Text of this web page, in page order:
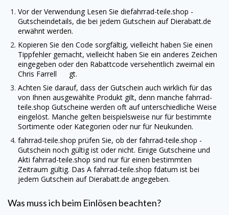
Vor der Verwendung Lesen Sie diefahrrad-teile.shop -
Gutscheindetails, die bei jedem Gutschein aufDierabatt.de
erwähnt werden.
Kopieren Sie den Code sorgfältig, vielleicht haben Sie einen
Tippfehler gemacht, vielleicht haben Sie ein anderes Zeichen
eingegeben oder den Rabattcode versehentlich zweimal ein
Chris Farrell gt.
Achten Sie darauf, dass der Gutschein auch wirklich für das
von Ihnen ausgewählte Produkt gilt, denn manche fahrrad-
teile.shop Gutscheine werden oft auf unterschiedliche Weise
eingelöst. Manche gelten beispielsweise nur für bestimmte
Sortimente oder Kategorien oder nur für Neukunden.
fahrrad-teile.shop prüfen Sie, ob derfahrrad-teile.shop -
Gutschein noch gültig ist oder nicht. Einige Gutscheine und
Akti fahrrad-teile.shop sind nur für einen bestimmten
Zeitraum gültig. Das A fahrrad-teile.shop fdatum ist bei
jedem Gutschein aufDierabatt.de angegeben.
Was muss ich beim Einlösen beachten?